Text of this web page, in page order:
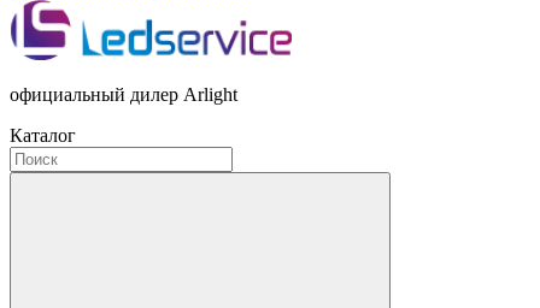
официальный дилер Arlight
Каталог